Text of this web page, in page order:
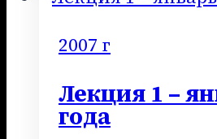
2007 г
Лекция 1 –
года